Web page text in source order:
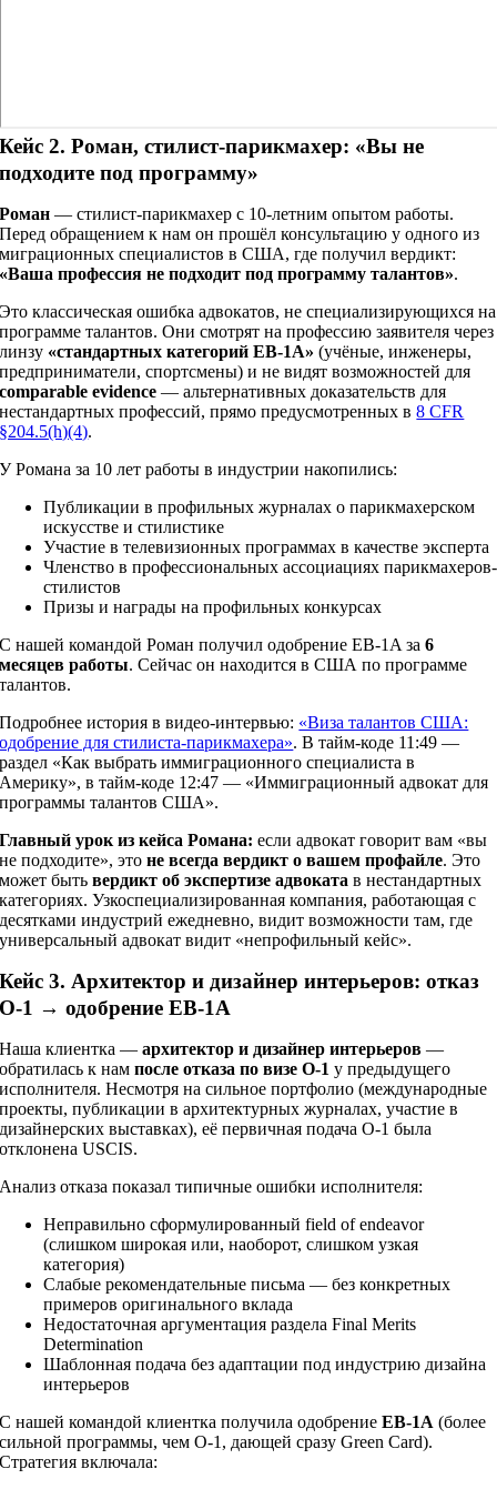
Кейс 2. Роман, стилист-парикмахер: «Вы не
подходите под программу»
Роман — стилист-парикмахер с 10-летним опытом работы.
Перед обращением к нам он прошёл консультацию у одного из
миграционных специалистов в США, где получил вердикт:
«Ваша профессия не подходит под программу талантов».
Это классическая ошибка адвокатов, не специализирующихся на
программе талантов. Они смотрят на профессию заявителя через
линзу «стандартных категорий EB-1A» (учёные, инженеры,
предприниматели, спортсмены) и не видят возможностей для
comparable evidence — альтернативных доказательств для
нестандартных профессий, прямо предусмотренных в8 CFR
§204.5(h)(4).
У Романа за 10 лет работы в индустрии накопились:
Публикации в профильных журналах о парикмахерском
искусстве и стилистике
Участие в телевизионных программах в качестве эксперта
Членство в профессиональных ассоциациях парикмахеров-
стилистов
Призы и награды на профильных конкурсах
С нашей командой Роман получил одобрение EB-1A за6
месяцев работы. Сейчас он находится в США по программе
талантов.
Подробнее история в видео-интервью: «Виза талантов США:
одобрение для стилиста-парикмахера». В тайм-коде 11:49 —
раздел «Как выбрать иммиграционного специалиста в
Америку», в тайм-коде 12:47 — «Иммиграционный адвокат для
программы талантов США».
Главный урок из кейса Романа: если адвокат говорит вам «вы
не подходите», этоне всегда вердикт о вашем профайле. Это
может бытьвердикт об экспертизе адвоката в нестандартных
категориях. Узкоспециализированная компания, работающая с
десятками индустрий ежедневно, видит возможности там, где
универсальный адвокат видит «непрофильный кейс».
Кейс 3. Архитектор и дизайнер интерьеров: отказ
O-1 → одобрение EB-1A
Наша клиентка —архитектор и дизайнер интерьеров —
обратилась к нампосле отказа по визе O-1 у предыдущего
исполнителя. Несмотря на сильное портфолио (международные
проекты, публикации в архитектурных журналах, участие в
дизайнерских выставках), её первичная подача O-1 была
отклонена USCIS.
Анализ отказа показал типичные ошибки исполнителя:
Неправильно сформулированный field of endeavor
(слишком широкая или, наоборот, слишком узкая
категория)
Слабые рекомендательные письма — без конкретных
примеров оригинального вклада
Недостаточная аргументация раздела Final Merits
Determination
Шаблонная подача без адаптации под индустрию дизайна
интерьеров
С нашей командой клиентка получила одобрениеEB-1A (более
сильной программы, чем O-1, дающей сразу Green Card).
Стратегия включала: